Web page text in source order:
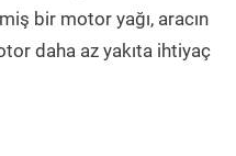
bir motor yağı, aracın
daha az yakıta ihtiyaç